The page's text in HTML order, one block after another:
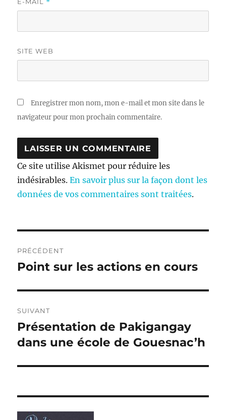
*
SITE WEB
Enregistrer mon nom, mon e-mail et mon site dans le
navigateur pour mon prochain commentaire.
Ce site utilise Akismet pour réduire les
indésirables.En savoir plus sur la façon dont les
données de vos commentaires sont traitées.
de
PRÉCÉDENT
Publication
Point sur les actions en cours
SUIVANT
Publication
suivante :
Présentation de Pakigangay
dans une école de Gouesnac’h